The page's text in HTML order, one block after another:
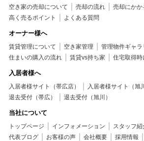
空き家の売却について
売却の流れ
売却にかか
高く売るポイント
よくある質問
オーナー様へ
賃貸管理について 空き家管理 管理物件ギャラ
住まいの購入の流れ
賃貸vs持ち家 住宅取得時
入居者様へ
入居者様サイト（帯広店）
入居者様サイト（旭
退去受付（帯広）
退去受付（旭川）
当社について
トップページ インフォメーション スタッフ紹
代表ブログ
お客様の声 会社概要 採用情報